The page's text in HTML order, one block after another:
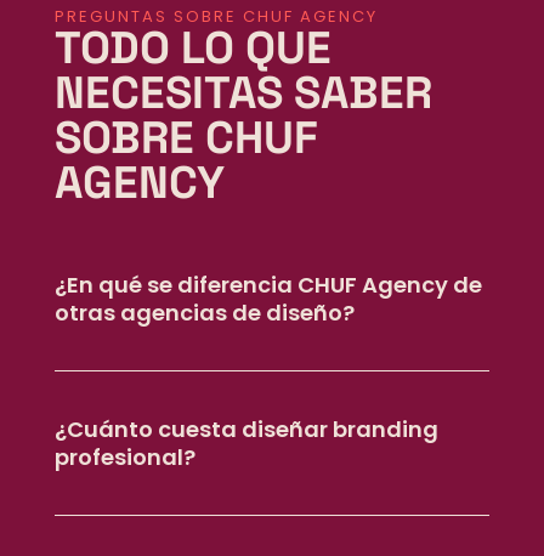
PREGUNTAS SOBRE CHUF AGENCY
TODO LO QUE
NECESITAS SABER
SOBRE CHUF
AGENCY
¿En qué se diferencia CHUF Agency de
otras agencias de diseño?
¿Cuánto cuesta diseñar branding
profesional?